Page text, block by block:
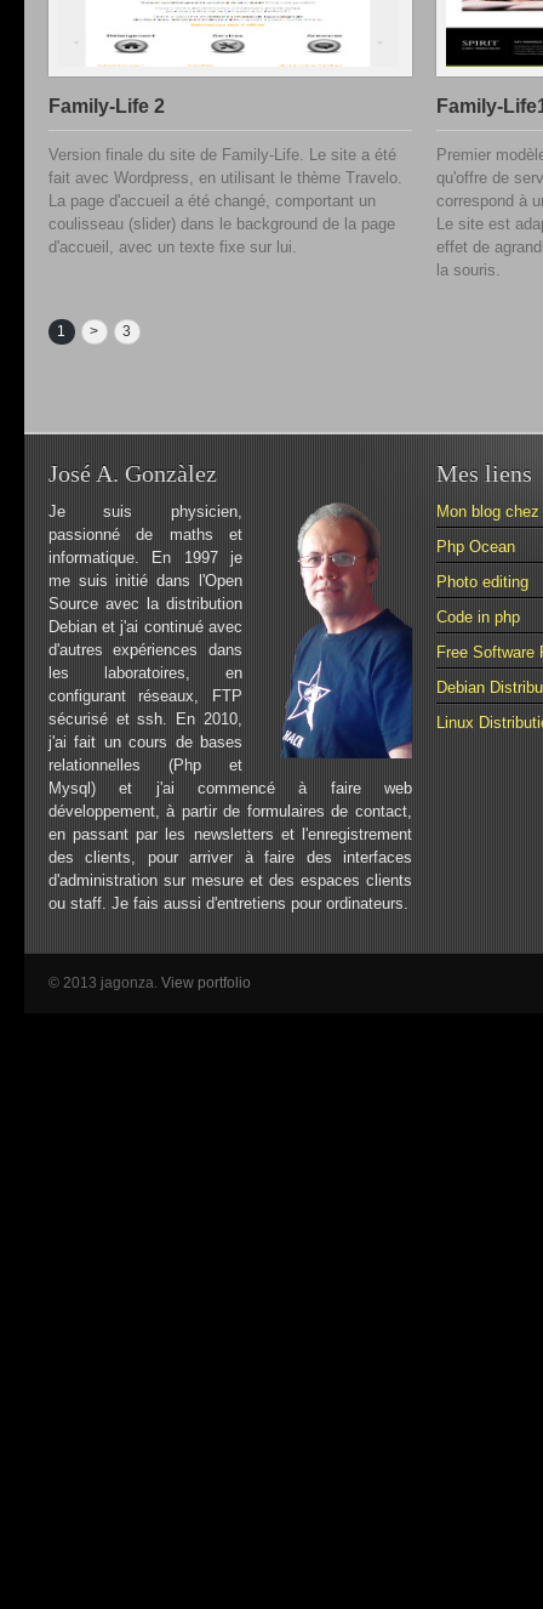
Family-Life 2
Version finale du site de Family-Life. Le site a été
fait avec Wordpress, en utilisant le thème Travelo.
La page d'accueil a été changé, comportant un
coulisseau (slider) dans le background de la page
d'accueil, avec un texte fixe sur lui.
Family-
Premier
qu'offre de
correspond à
Le site est
effet de
la souris.
1 > 3
José A. Gonzàlez
Je suis physicien,
passionné de maths et
informatique. En 1997 je
me suis initié dans l'Open
Source avec la distribution
Debian et j'ai continué avec
d'autres expériences dans
les laboratoires, en
configurant réseaux, FTP
sécurisé et ssh. En 2010,
j'ai fait un cours de bases
relationnelles (Php et
Mysql) et j'ai commencé à faire web
développement, à partir de formulaires de contact,
en passant par les newsletters et l'enregistrement
des clients, pour arriver à faire des interfaces
d'administration sur mesure et des espaces clients
ou staff. Je fais aussi d'entretiens pour ordinateurs.
Mes liens
Mon blog
Php Ocean
Photo editing
Code in php
Free Software
Debian
Linux
© 2013 jagonza. View portfolio